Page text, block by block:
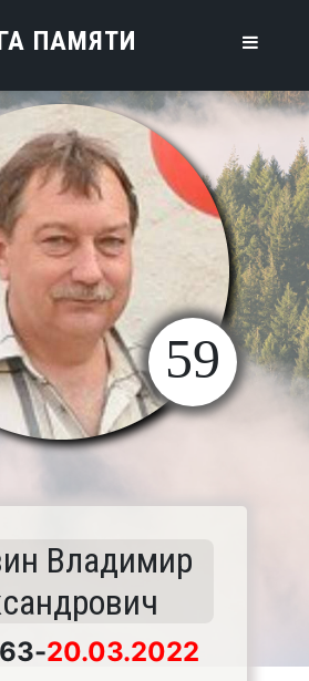
ПАМЯТИ
59
Владимир
-20.03.2022